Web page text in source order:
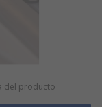
del producto